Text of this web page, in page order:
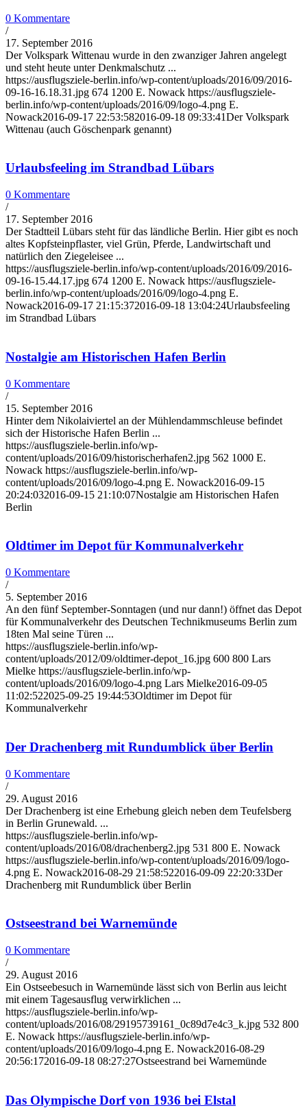
0 Kommentare
/
17. September 2016
Der Volkspark Wittenau wurde in den zwanziger Jahren angelegt
und steht heute unter Denkmalschutz ...
https://ausflugsziele-berlin.info/wp-content/uploads/2016/09/2016-
09-16-16.18.31.jpg 674 1200 E. Nowack https://ausflugsziele-
berlin.info/wp-content/uploads/2016/09/logo-4.png E.
Nowack2016-09-17 22:53:582016-09-18 09:33:41Der Volkspark
Wittenau (auch Göschenpark genannt)
Urlaubsfeeling im Strandbad Lübars
0 Kommentare
/
17. September 2016
Der Stadtteil Lübars steht für das ländliche Berlin. Hier gibt es noch
altes Kopfsteinpflaster, viel Grün, Pferde, Landwirtschaft und
natürlich den Ziegeleisee ...
https://ausflugsziele-berlin.info/wp-content/uploads/2016/09/2016-
09-16-15.44.17.jpg 674 1200 E. Nowack https://ausflugsziele-
berlin.info/wp-content/uploads/2016/09/logo-4.png E.
Nowack2016-09-17 21:15:372016-09-18 13:04:24Urlaubsfeeling
im Strandbad Lübars
Nostalgie am Historischen Hafen Berlin
0 Kommentare
/
15. September 2016
Hinter dem Nikolaiviertel an der Mühlendammschleuse befindet
sich der Historische Hafen Berlin ...
https://ausflugsziele-berlin.info/wp-
content/uploads/2016/09/historischerhafen2.jpg 562 1000 E.
Nowack https://ausflugsziele-berlin.info/wp-
content/uploads/2016/09/logo-4.png E. Nowack2016-09-15
20:24:032016-09-15 21:10:07Nostalgie am Historischen Hafen
Berlin
Oldtimer im Depot für Kommunalverkehr
0 Kommentare
/
5. September 2016
An den fünf September-Sonntagen (und nur dann!) öffnet das Depot
für Kommunalverkehr des Deutschen Technikmuseums Berlin zum
18ten Mal seine Türen ...
https://ausflugsziele-berlin.info/wp-
content/uploads/2012/09/oldtimer-depot_16.jpg 600 800 Lars
Mielke https://ausflugsziele-berlin.info/wp-
content/uploads/2016/09/logo-4.png Lars Mielke2016-09-05
11:02:522025-09-25 19:44:53Oldtimer im Depot für
Kommunalverkehr
Der Drachenberg mit Rundumblick über Berlin
0 Kommentare
/
29. August 2016
Der Drachenberg ist eine Erhebung gleich neben dem Teufelsberg
in Berlin Grunewald. ...
https://ausflugsziele-berlin.info/wp-
content/uploads/2016/08/drachenberg2.jpg 531 800 E. Nowack
https://ausflugsziele-berlin.info/wp-content/uploads/2016/09/logo-
4.png E. Nowack2016-08-29 21:58:522016-09-09 22:20:33Der
Drachenberg mit Rundumblick über Berlin
Ostseestrand bei Warnemünde
0 Kommentare
/
29. August 2016
Ein Ostseebesuch in Warnemünde lässt sich von Berlin aus leicht
mit einem Tagesausflug verwirklichen ...
https://ausflugsziele-berlin.info/wp-
content/uploads/2016/08/29195739161_0c89d7e4c3_k.jpg 532 800
E. Nowack https://ausflugsziele-berlin.info/wp-
content/uploads/2016/09/logo-4.png E. Nowack2016-08-29
20:56:172016-09-18 08:27:27Ostseestrand bei Warnemünde
Das Olympische Dorf von 1936 bei Elstal